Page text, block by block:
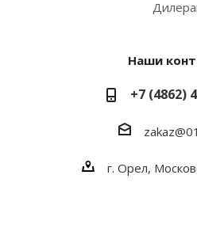
Наши
+7 (4862)
г. Орел,